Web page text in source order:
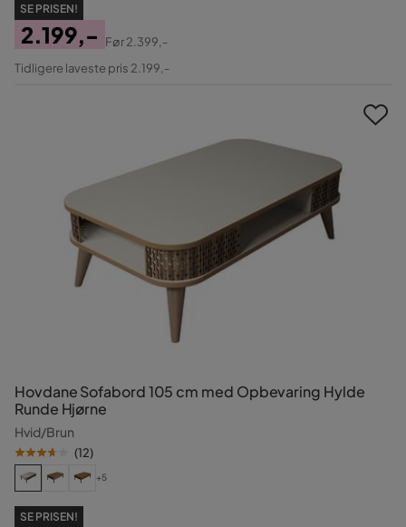
SE PRISEN!
Pris
2.199,-
Original
Før2.399,-
Tidligere laveste pris 2.199,-
Hovdane Sofabord 105 cm med Opbevaring Hylde
Runde Hjørne
Hvid/Brun
(12)
+5
SE PRISEN!